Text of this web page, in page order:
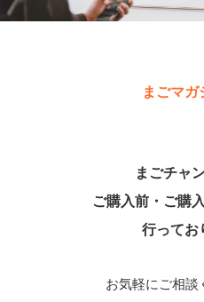
まごマガ
まごチャ
ご購入前・ご購
行ってお
お気軽にご相談